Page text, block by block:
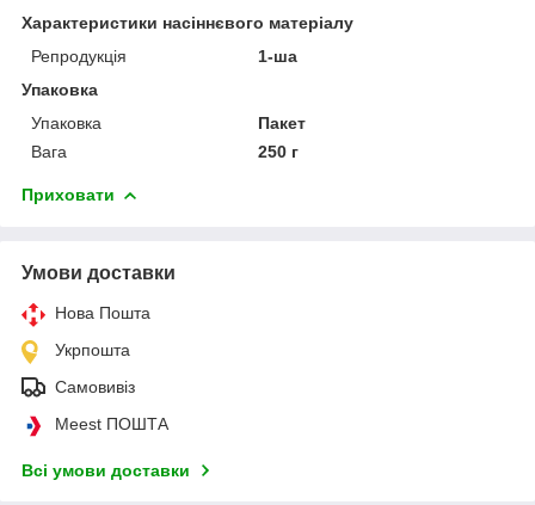
Характеристики насіннєвого матеріалу
Репродукція
1-ша
Упаковка
Упаковка
Пакет
Вага
250 г
Приховати
Умови доставки
Нова Пошта
Укрпошта
Самовивіз
Meest ПОШТА
Всі умови доставки